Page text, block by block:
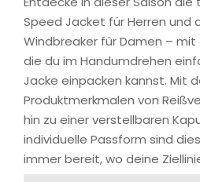
Speed Jacket für Herren und
Windbreaker für Damen – mit
die du im Handumdrehen
Jacke einpacken kannst. Mit
Produktmerkmalen von
hin zu einer verstellbaren
individuelle Passform sind
immer bereit, wo deine